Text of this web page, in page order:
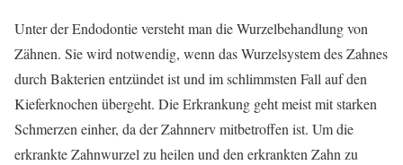
Unter der Endodontie versteht man die Wurzelbehandlung von
Zähnen. Sie wird notwendig, wenn das Wurzelsystem des Zahnes
durch Bakterien entzündet ist und im schlimmsten Fall auf den
Kieferknochen übergeht. Die Erkrankung geht meist mit starken
Schmerzen einher, da der Zahnnerv mitbetroffen ist. Um die
erkrankte Zahnwurzel zu heilen und den erkrankten Zahn zu